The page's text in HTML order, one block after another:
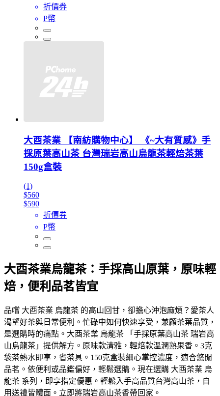
折價券
P幣
大酉茶業 【南紡購物中心】 《~大有質感》手
採原葉高山茶 台灣瑞岩高山烏龍茶輕焙茶葉
150g盒裝
(1)
$560
$590
折價券
P幣
大酉茶業烏龍茶：手採高山原葉，原味輕
焙，便利品茗皆宜
品嚐 大酉茶業 烏龍茶 的高山回甘，卻擔心沖泡麻煩？愛茶人
渴望好茶與日常便利。忙碌中如何快速享受，兼顧茶葉品質，
是選購時的痛點。大酉茶業 烏龍茶 「手採原葉高山茶 瑞岩高
山烏龍茶」提供解方。原味款清雅，輕焙款溫潤熟果香。3克
袋茶熱水即享，省茶具。150克盒裝細心掌控濃度，適合悠閒
品茗。依便利或品鑑偏好，輕鬆選購。現在選購 大酉茶業 烏
龍茶 系列，即享指定優惠。輕鬆入手高品質台灣高山茶，自
用送禮皆體面。立即將瑞岩高山茶香帶回家。